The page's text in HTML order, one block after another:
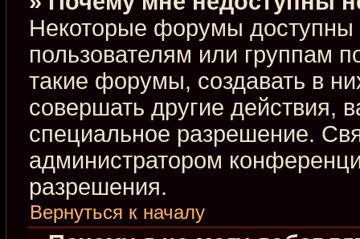
Некоторые форумы доступны
пользователям или группам
такие форумы, создавать в
совершать другие действия,
специальное разрешение.
администратором
разрешения.
Вернуться к началу